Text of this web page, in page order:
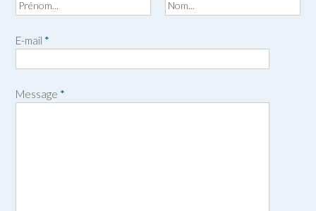
é
E-mail *
Message *